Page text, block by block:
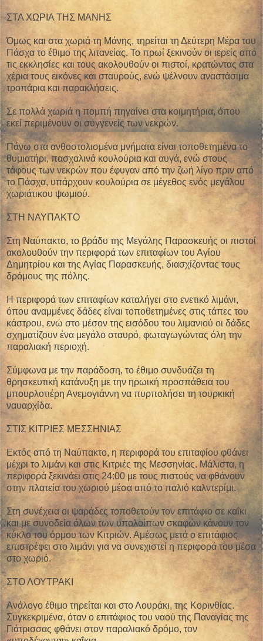
ΣΤΑ ΧΩΡΙΑ ΤΗΣ ΜΑΝΗΣ
Όμως και στα χωριά τη Μάνης, τηρείται τη Δεύτερη Μέρα του
Πάσχα το έθιμο της λιτανείας. Το πρωί ξεκινούν οι ιερείς από
τις εκκλησίες και τους ακολουθούν οι πιστοί, κρατώντας στα
χέρια τους εικόνες και σταυρούς, ενώ ψέλνουν αναστάσιμα
τροπάρια και παρακλήσεις.
Σε πολλά χωριά η πομπή πηγαίνει στα κοιμητήρια, όπου
εκεί περιμένουν οι συγγενείς των νεκρών.
Πάνω στα ανθοστολισμένα μνήματα είναι τοποθετημένα το
θυμιατήρι, πασχαλινά κουλούρια και αυγά, ενώ στους
τάφους των νεκρών που έφυγαν από την ζωή λίγο πριν από
το Πάσχα, υπάρχουν κουλούρια σε μέγεθος ενός μεγάλου
χωριάτικου ψωμιού.
ΣΤΗ ΝΑΥΠΑΚΤΟ
Στη Ναύπακτο, το βράδυ της Μεγάλης Παρασκευής οι πιστοί
ακολουθούν την περιφορά των επιταφίων του Αγίου
Δημητρίου και της Αγίας Παρασκευής, διασχίζοντας τους
δρόμους της πόλης.
Η περιφορά των επιταφίων καταλήγει στο ενετικό λιμάνι,
όπου αναμμένες δάδες είναι τοποθετημένες στις τάπες του
κάστρου, ενώ στο μέσον της εισόδου του λιμανιού οι δάδες
σχηματίζουν ένα μεγάλο σταυρό, φωταγωγώντας όλη την
παραλιακή περιοχή.
Σύμφωνα με την παράδοση, το έθιμο συνδυάζει τη
θρησκευτική κατάνυξη με την ηρωική προσπάθεια του
μπουρλοτιέρη Ανεμογιάννη να πυρπολήσει τη τουρκική
ναυαρχίδα.
ΣΤΙΣ ΚΙΤΡΙΕΣ ΜΕΣΣΗΝΙΑΣ
Εκτός από τη Ναύπακτο, η περιφορά του επιταφίου φθάνει
μέχρι το λιμάνι και στις Κιτριές της Μεσσηνίας. Μάλιστα, η
περιφορά ξεκινάει στις 24:00 με τους πιστούς να φθάνουν
στην πλατεία του χωριού μέσα από το παλιό καλντερίμι.
Στη συνέχεια οι ψαράδες τοποθετούν τον επιτάφιο σε καΐκι
και με συνοδεία όλων των υπολοίπων σκαφών κάνουν τον
κύκλο του όρμου των Κιτριών. Αμέσως μετά ο επιτάφιος
επιστρέφει στο λιμάνι για να συνεχιστεί η περιφορά του μέσα
στο χωριό.
ΣΤΟ ΛΟΥΤΡΑΚΙ
Ανάλογο έθιμο τηρείται και στο Λουράκι, της Κορινθίας.
Συγκεκριμένα, όταν ο επιτάφιος του ναού της Παναγίας της
Γιάτρισσας φθάνει στον παραλιακό δρόμο, τον